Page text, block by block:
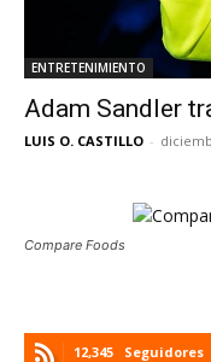
ENTRETENIMIENTO
Adam Sandler
LUIS O. CASTILLO -
Compare Foods
12,345 Seguidores